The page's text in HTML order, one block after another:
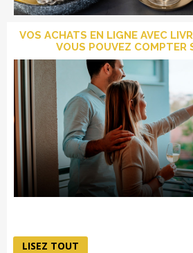
VOS ACHATS EN LIGNE AVEC
VOUS POUVEZ COMPTER
LISEZ TOUT